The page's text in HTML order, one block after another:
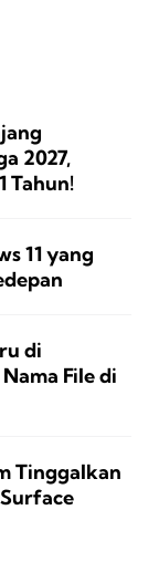
2027,
Tahun!
11 yang
di
File di
Tinggalkan